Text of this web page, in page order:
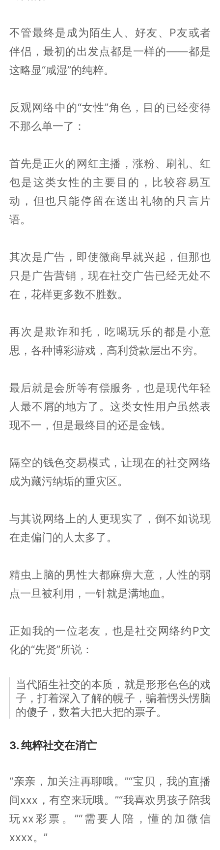
不管最终是成为陌生人、好友、P友或者
伴侣，最初的出发点都是一样的——都是
这略显“咸湿”的纯粹。
反观网络中的“女性”角色，目的已经变得
不那么单一了：
首先是正火的网红主播，涨粉、刷礼、红
包是这类女性的主要目的，比较容易互
动，但也只能停留在送出礼物的只言片
语。
其次是广告，即使微商早就兴起，但那也
只是广告营销，现在社交广告已经无处不
在，花样更多数不胜数。
再次是欺诈和托，吃喝玩乐的都是小意
思，各种博彩游戏，高利贷款层出不穷。
最后就是会所等有偿服务，也是现代年轻
人最不屑的地方了。这类女性用户虽然表
现不一，但是最终目的还是金钱。
隔空的钱色交易模式，让现在的社交网络
成为藏污纳垢的重灾区。
与其说网络上的人更现实了，倒不如说现
在走偏门的人太多了。
精虫上脑的男性大都麻痹大意，人性的弱
点一旦被利用，一针就是满地血。
正如我的一位老友，也是社交网络约P文
化的“先贤”所说：
当代陌生社交的本质，就是形形色色的戏
子，打着深入了解的幌子，骗着愣头愣脑
的傻子，数着大把大把的票子。
3. 纯粹社交在消亡
“亲亲，加关注再聊哦。”“宝贝，我的直播
间xxx，有空来玩哦。”“我喜欢男孩子陪我
玩xx彩票。”“需要人陪，懂的加微信
xxxx。”